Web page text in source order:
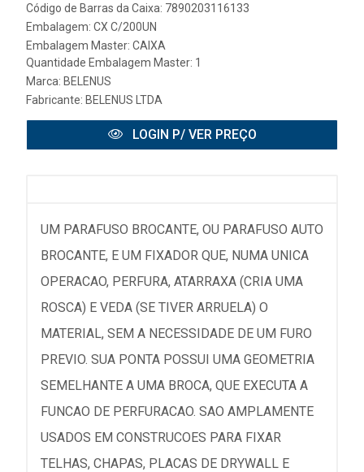
Código de Barras da Caixa: 7890203116133
Embalagem: CX C/200UN
Embalagem Master: CAIXA
Quantidade Embalagem Master: 1
Marca: BELENUS
Fabricante: BELENUS LTDA
LOGIN P/ VER PREÇO
UM PARAFUSO BROCANTE, OU PARAFUSO AUTO
BROCANTE, E UM FIXADOR QUE, NUMA UNICA
OPERACAO, PERFURA, ATARRAXA (CRIA UMA
ROSCA) E VEDA (SE TIVER ARRUELA) O
MATERIAL, SEM A NECESSIDADE DE UM FURO
PREVIO. SUA PONTA POSSUI UMA GEOMETRIA
SEMELHANTE A UMA BROCA, QUE EXECUTA A
FUNCAO DE PERFURACAO. SAO AMPLAMENTE
USADOS EM CONSTRUCOES PARA FIXAR
TELHAS, CHAPAS, PLACAS DE DRYWALL E